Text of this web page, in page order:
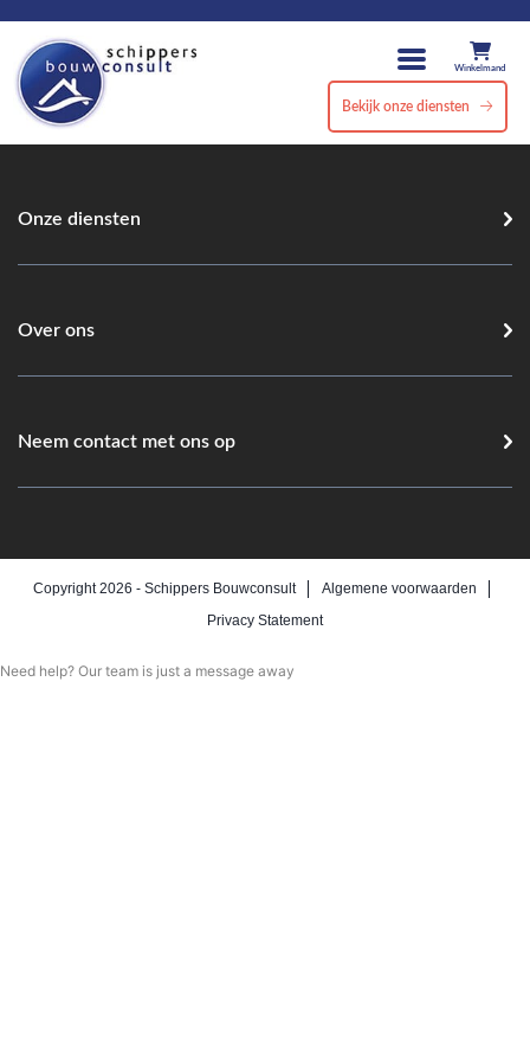
Winkelmand
Bekijk onze diensten
Onze diensten
Over ons
Neem contact met ons op
Copyright 2026 - Schippers Bouwconsult
Algemene voorwaarden
Privacy Statement
Need help? Our team is just a message away